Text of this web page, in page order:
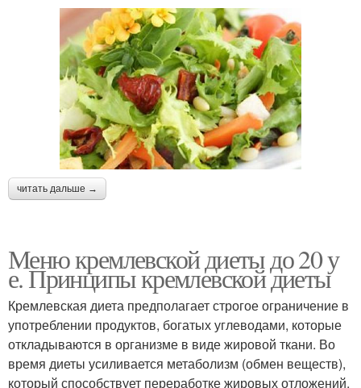
читать дальше →
Меню кремлевской диеты до 20 у
е. Принципы кремлевской диеты
Кремлевская диета предполагает строгое ограничение в
употреблении продуктов, богатых углеводами, которые
откладываются в организме в виде жировой ткани. Во
время диеты усиливается метаболизм (обмен веществ),
который способствует переработке жировых отложений.